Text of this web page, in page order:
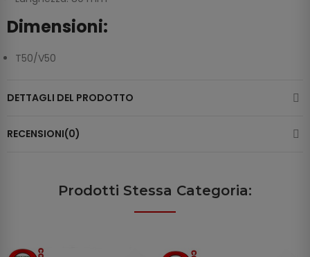
Dimensioni:
T50/V50
DETTAGLI DEL PRODOTTO
RECENSIONI(0)
Prodotti Stessa Categoria: